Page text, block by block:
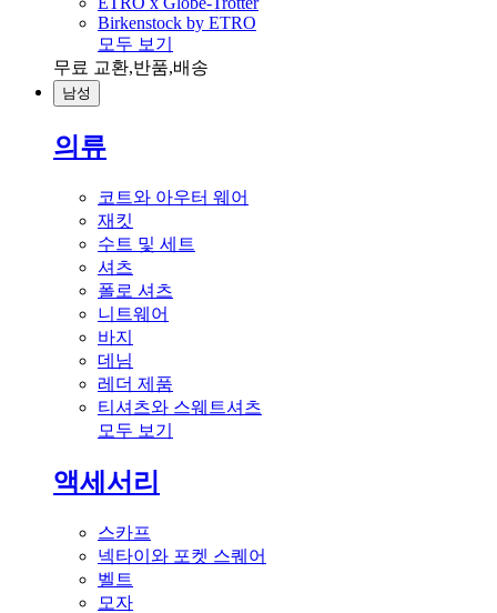
Birkenstock by ETRO
모두 보기
무료 교환,반품,배송
남성
의류
코트와 아우터 웨어
재킷
수트 및 세트
셔츠
폴로 셔츠
니트웨어
바지
데님
레더 제품
티셔츠와 스웨트셔츠
모두 보기
액세서리
스카프
넥타이와 포켓 스퀘어
벨트
모자